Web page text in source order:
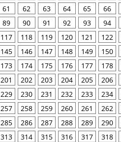
61 62 63 64 65 66
89 90 91 92 93 94
117 118 119 120 121 122
145 146 147 148 149 150
173 174 175 176 177 178
201 202 203 204 205 206
229 230 231 232 233 234
257 258 259 260 261 262
285 286 287 288 289 290
313 314 315 316 317 318